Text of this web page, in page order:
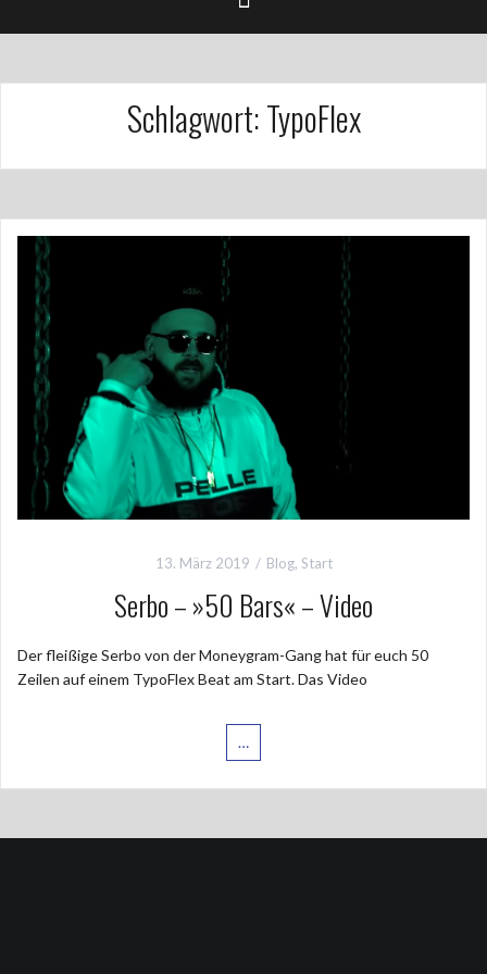
Schlagwort:TypoFlex
13. März 2019 Blog, Start
Serbo – »50 Bars« – Video
Der fleißige Serbo von der Moneygram-Gang hat für euch 50
Zeilen auf einem TypoFlex Beat am Start. Das Video
…